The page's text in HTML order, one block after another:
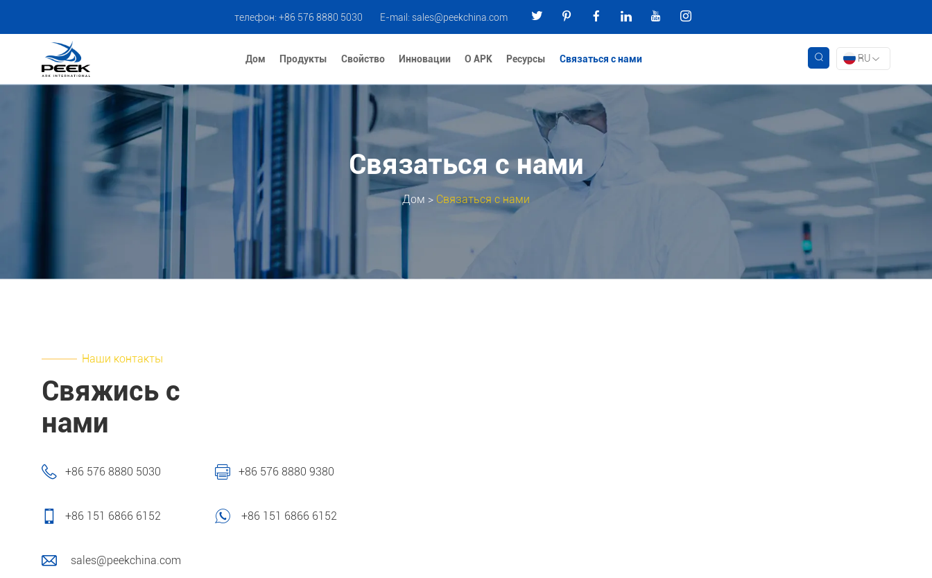
телефон: +86 576 8880 5030 E-mail: sales@peekchina.com
Дом Продукты Свойство Инновации О АРК Ресурсы Связаться с нами RU
Связаться с нами
Дом > Связаться с нами
Наши контакты
Свяжись с
нами
+86 576 8880 5030 +86 576 8880 9380
+86 151 6866 6152 +86 151 6866 6152
sales@peekchina.com